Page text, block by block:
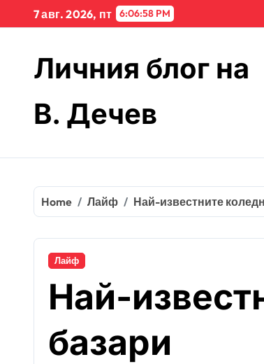
7 авг. 2026, пт 6:06:59 PM
Личния блог на
В. Дечев
Home Лайф Най-известните
Лайф
Най-
базари